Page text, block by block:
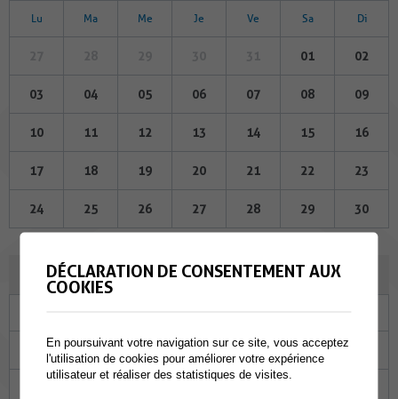
Lu Ma Me Je Ve Sa Di
01 02
03 04 05 06 07 08 09
10 11 12 13 14 15 16
17 18 19 20 21 22 23
24 25 26 27 28 29 30
MAI 2023
02 03 04 05 06
DÉCLARATION DE CONSENTEMENT AUX
COOKIES
En poursuivant votre navigation sur ce site, vous acceptez
l'utilisation de cookies pour améliorer votre expérience
utilisateur et réaliser des statistiques de visites.